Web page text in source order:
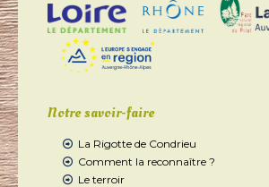
Notre savoir-faire
La Rigotte de Condrieu
Comment la reconnaître ?
Le terroir